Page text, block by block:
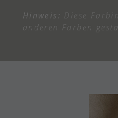
Hinweis: Diese
anderen Farben